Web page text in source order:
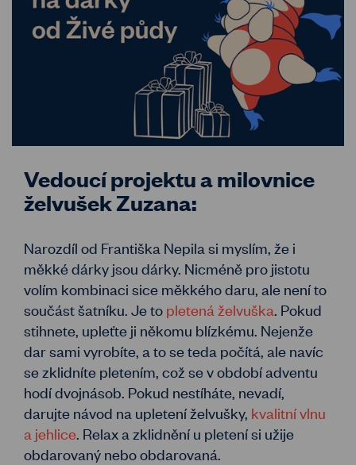
Vedoucí projektu a milovnice
želvušek Zuzana:
Narozdíl od Františka Nepila si myslím, že i
měkké dárky jsou dárky. Nicméně pro jistotu
volím kombinaci sice měkkého daru, ale není to
součást šatníku. Je to pletená želvuška. Pokud
stihnete, upleťte ji někomu blízkému. Nejenže
dar sami vyrobíte, a to se teda počítá, ale navíc
se zklidníte pletením, což se v období adventu
hodí dvojnásob. Pokud nestíháte, nevadí,
darujte návod na upletení želvušky, kvalitní vlnu
a jehlice. Relax a zklidnění u pletení si užije
obdarovaný nebo obdarovaná.